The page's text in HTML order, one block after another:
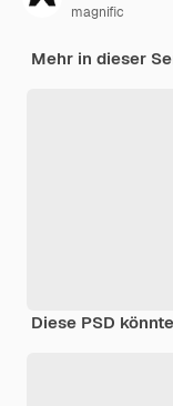
magnific
Mehr in dieser
Diese PSD